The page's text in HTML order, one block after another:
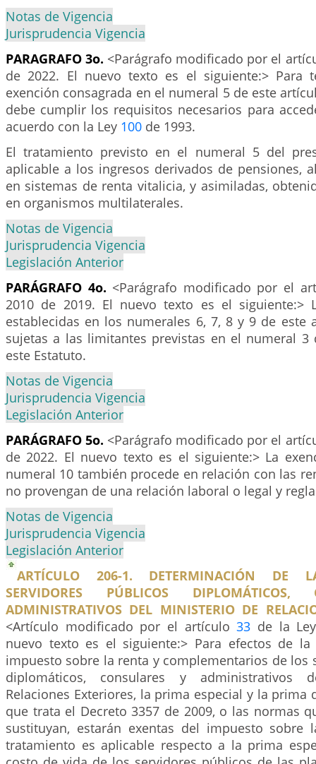
Notas de Vigencia
Jurisprudencia Vigencia
PARAGRAFO 3o. <Parágrafo modificado por el
de 2022. El nuevo texto es el siguiente:> Para
exención consagrada en el numeral 5 de este
debe cumplir los requisitos necesarios para
acuerdo con la Ley 100 de 1993.
El tratamiento previsto en el numeral 5 del
aplicable a los ingresos derivados de pensiones,
en sistemas de renta vitalicia, y asimiladas,
en organismos multilaterales.
Notas de Vigencia
Jurisprudencia Vigencia
Legislación Anterior
PARÁGRAFO 4o. <Parágrafo modificado por el
2010 de 2019. El nuevo texto es el siguiente:>
establecidas en los numerales 6, 7, 8 y 9 de este
sujetas a las limitantes previstas en el numeral
este Estatuto.
Notas de Vigencia
Jurisprudencia Vigencia
Legislación Anterior
PARÁGRAFO 5o. <Parágrafo modificado por el
de 2022. El nuevo texto es el siguiente:> La
numeral 10 también procede en relación con las
no provengan de una relación laboral o legal y
Notas de Vigencia
Jurisprudencia Vigencia
Legislación Anterior
ARTÍCULO 206-1. DETERMINACIÓN DE
SERVIDORES PÚBLICOS DIPLOMÁTICOS,
ADMINISTRATIVOS DEL MINISTERIO DE
<Artículo modificado por el artículo33 de la
nuevo texto es el siguiente:> Para efectos de
impuesto sobre la renta y complementarios de los
diplomáticos, consulares y administrativos
Relaciones Exteriores, la prima especial y la prima
que trata el Decreto 3357 de 2009, o las normas
sustituyan, estarán exentas del impuesto sobre
tratamiento es aplicable respecto a la prima